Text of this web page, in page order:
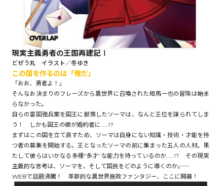
コミックガルド
コミックパルフェ
現実主義勇者の王国再建記Ⅰ
どぜう丸 イラスト／冬ゆき
この国を作るのは「俺だ」
「おお、勇者よ！」
そんなお決まりのフレーズから異世界に召喚された相馬一也の冒険は――始ま
らなかった。
自らの富国強兵案を国王に献策したソーマは、なんと王位を譲られてしま
う！ しかも国王の娘が婚約者に……!?
まずはこの国を立て直すため、ソーマは自身にない知識・技術・才能を持
つ者の募集を開始する。王となったソーマの前に集まった五人の人材。果
たして彼らはいかなる多種“多才”な能力を持っているのか……!? その現実
主義的な思考は、ソーマを、そして国民をどのように導くのか――。
WEBで話題沸騰！ 革新的な異世界施政ファンタジー、ここに開幕！